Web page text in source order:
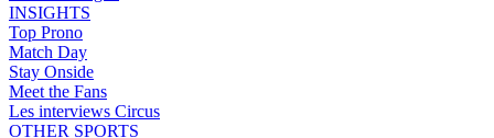
INSIGHTS
Top Prono
Match Day
Stay Onside
Meet the Fans
Les interviews Circus
OTHER SPORTS